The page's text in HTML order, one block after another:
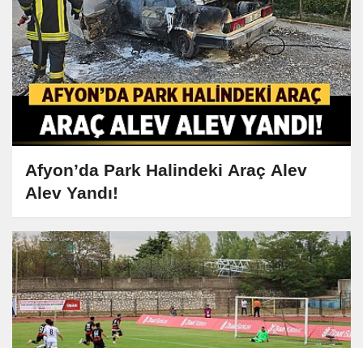
Afyon’da Park Halindeki Araç Alev
Alev Yandı!